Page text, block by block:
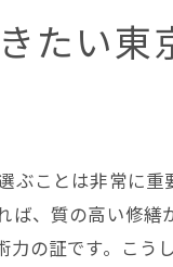
ら見る費用節約の
大化するためのポ
選定がもたらすメ
たい東
ことは非常に
、質の高い修
の証です。こ